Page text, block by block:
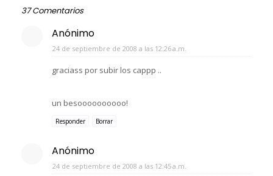
37 Comentarios
Anónimo
24 de septiembre de 2008 a las 12:26 a.m.
graciass por subir los cappp ..
un besoooooooooo!
Responder Borrar
Anónimo
24 de septiembre de 2008 a las 12:45 a.m.